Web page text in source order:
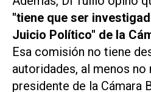
"tiene que ser
Juicio Político" de la
Esa comisión no tiene
autoridades, al menos
presidente de la Cámara